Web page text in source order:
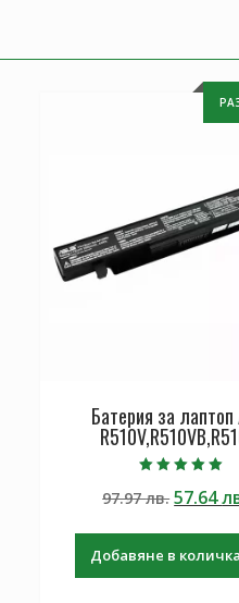
Батерия за лаптоп
5.00
от 5
97.97лв. Original
97.97
57.64
Добавяне в